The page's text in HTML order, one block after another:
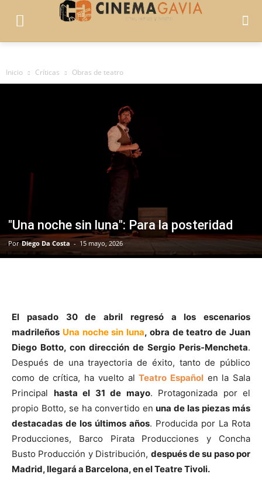
Inicio Críticas Obras de teatro
"Una noche sin luna": Para la posteridad
Por Diego Da Costa - 15 mayo, 2026
El pasado 30 de abril regresó a los escenarios
madrileños Una noche sin luna, obra de teatro de Juan
Diego Botto, con dirección de Sergio Peris-Mencheta.
Después de una trayectoria de éxito, tanto de público
como de crítica, ha vuelto alTeatro Españolen la Sala
Principal hasta el 31 de mayo. Protagonizada por el
propio Botto, se ha convertido enuna de las piezas más
destacadas de los últimos años. Producida por La Rota
Producciones, Barco Pirata Producciones y Concha
Busto Producción y Distribución, después de su paso por
Madrid, llegará a Barcelona, en el Teatre Tivoli.